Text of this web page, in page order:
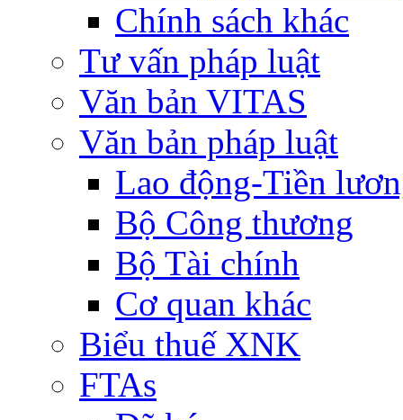
Chính sách khác
Tư vấn pháp luật
Văn bản VITAS
Văn bản pháp luật
Lao động-Tiền
Bộ Công thương
Bộ Tài chính
Cơ quan khác
Biểu thuế XNK
FTAs